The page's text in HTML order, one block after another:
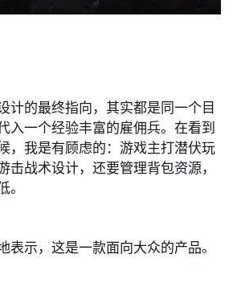
计的最终指向，其实都是同一个目
入一个经验丰富的雇佣兵。在看到
，我是有顾虑的：游戏主打潜伏玩
击战术设计，还要管理背包资源，
。
表示，这是一款面向大众的产品。